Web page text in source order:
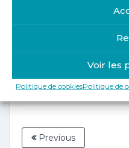
Voir les
Politique de cookiesPolitique de
Désolé, vous n’êtes
Previous